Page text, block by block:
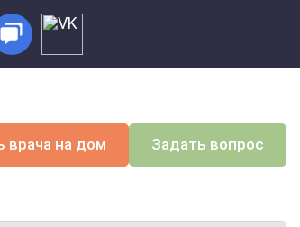
врача на дом Задать вопрос